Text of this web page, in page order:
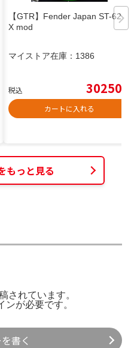
【GTR】Fender Japan ST-62 T
X mod
マイストア在庫： 1386
税込 30250
カートに入れる
もっと見る
されています。
ンが必要です。
書く